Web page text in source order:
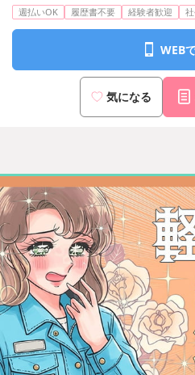
週払いOK 履歴書不要 経験者歓迎
WEB
気になる